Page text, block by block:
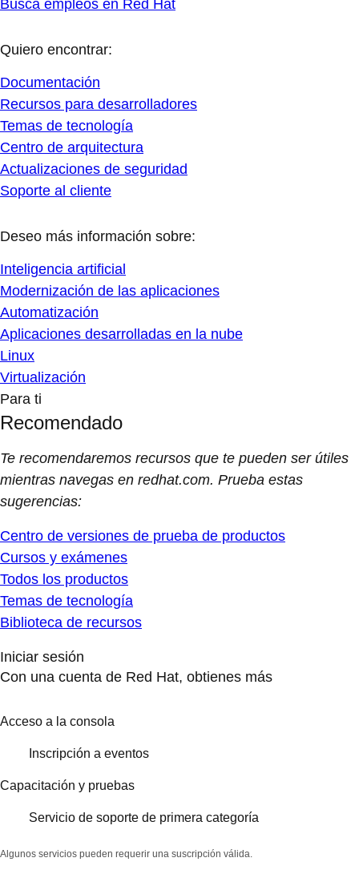
Busca empleos en Red Hat
Quiero encontrar:
Documentación
Recursos para desarrolladores
Temas de tecnología
Centro de arquitectura
Actualizaciones de seguridad
Soporte al cliente
Deseo más información sobre:
Inteligencia artificial
Modernización de las aplicaciones
Automatización
Aplicaciones desarrolladas en la nube
Linux
Virtualización
Para ti
Recomendado
Te recomendaremos recursos que te pueden ser útiles
mientras navegas en redhat.com. Prueba estas
sugerencias:
Centro de versiones de prueba de productos
Cursos y exámenes
Todos los productos
Temas de tecnología
Biblioteca de recursos
Iniciar sesión
Con una cuenta de Red Hat, obtienes más
Acceso a la consola
Inscripción a eventos
Capacitación y pruebas
Servicio de soporte de primera categoría
Algunos servicios pueden requerir una suscripción válida.